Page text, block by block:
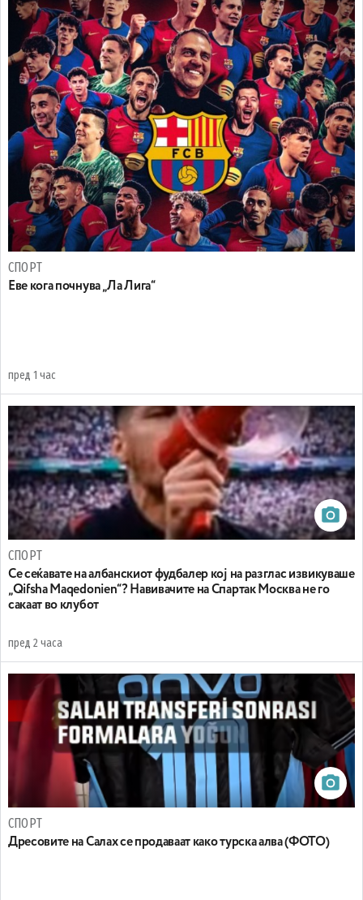
СПОРТ
Еве кога почнува „Ла Лига“
пред 1 час
СПОРТ
Се сеќавате на албанскиот фудбалер кој на разглас извикуваше
„Qifsha Maqedonien“? Навивачите на Спартак Москва не го
сакаат во клубот
пред 2 часа
СПОРТ
Дресовите на Салах се продаваат како турска алва (ФОТО)